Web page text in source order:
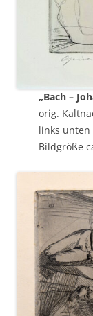
„Bach –
orig.
links unten
Bildgröße